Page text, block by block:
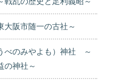
阪市随一の古社～
べのみやよも）神社 ～
の神社～